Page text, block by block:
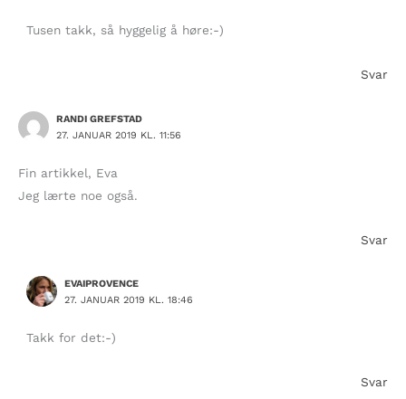
Tusen takk, så hyggelig å høre:-)
Svar
RANDI GREFSTAD
27. JANUAR 2019 KL. 11:56
Fin artikkel, Eva
Jeg lærte noe også.
Svar
EVAIPROVENCE
27. JANUAR 2019 KL. 18:46
Takk for det:-)
Svar